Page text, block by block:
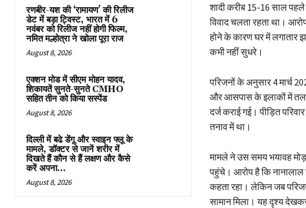
रणबीर-यश की ‘रामायण’ की रिलीज
डेट में बड़ा ट्विस्ट, भारत में 6
नवंबर को रिलीज नहीं होगी फिल्म,
नमित मल्होत्रा ने खोला पूरा राज
August 8, 2026
एक्शन मोड में सीएम मोहन यादव,
शिकायतें सुनते-सुनते CMHO
सहित तीन को किया सस्पेंड
August 8, 2026
दिल्ली में बढे डेंगू और स्वाइन फ्लू के
मामले, डॉक्टर से जानें शरीर में
दिखते हैं कौन से हैं लक्षण और कैसे
करें अपना...
August 8, 2026
शादी करीब 15-16 साल
विवाद चलता रहता था।
होने के कारण घर में लगातार
कभी नहीं सुधरे।
परिजनों के अनुसार 4 मार्च
और आसपास के इलाकों में
दर्ज कराई गई। पीड़ित
तनाव में था।
मामले ने उस समय भयावह
पहुंचे। आरोप है कि नानालाल
कहता रहा। लेकिन जब
सामान मिला। यह दृश्य